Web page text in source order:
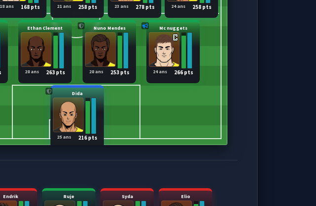
Dida
216 pts
25 ans
Ethan Clement
263 pts
28 ans
Nuno Mendes
253 pts
28 ans
Mc nuggets
266 pts
24 ans
168 pts
18 ans 258 pts
21 ans 278 pts
23 ans 258 pts
24 ans
Endrik Ruje Syda Elio